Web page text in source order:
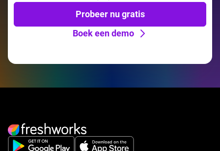
Probeer nu gratis
Boek een demo